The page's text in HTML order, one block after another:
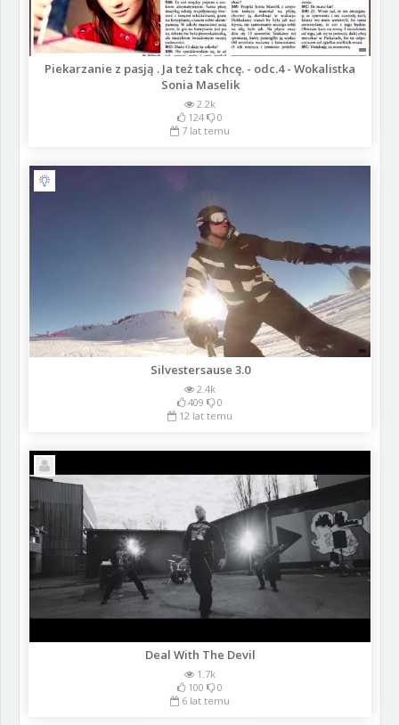
Piekarzanie z pasją . Ja też tak chcę. - odc.4 - Wokalistka
Sonia Maselik
2.2k
124
0
7 lat temu
Silvestersause 3.0
2.4k
409
0
12 lat temu
Deal With The Devil
1.7k
100
0
6 lat temu